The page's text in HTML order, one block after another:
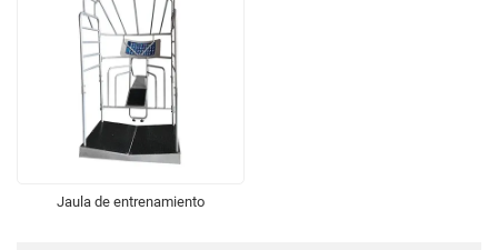
Jaula de entrenamiento